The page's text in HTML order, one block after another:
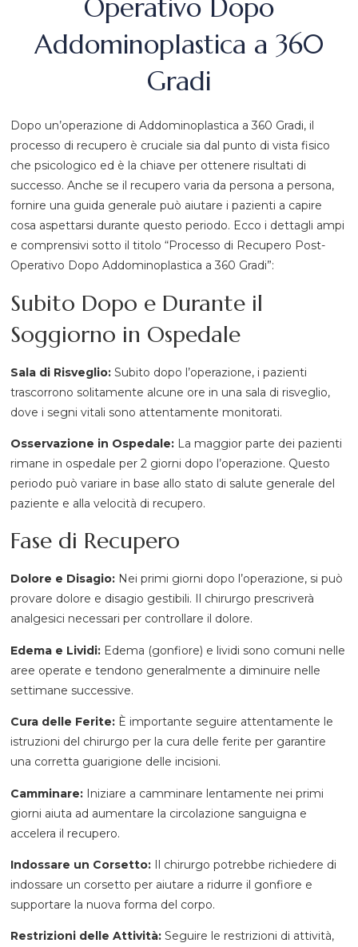
Operativo Dopo
Addominoplastica a 360
Gradi
Dopo un’operazione di Addominoplastica a 360 Gradi, il
processo di recupero è cruciale sia dal punto di vista fisico
che psicologico ed è la chiave per ottenere risultati di
successo. Anche se il recupero varia da persona a persona,
fornire una guida generale può aiutare i pazienti a capire
cosa aspettarsi durante questo periodo. Ecco i dettagli ampi
e comprensivi sotto il titolo “Processo di Recupero Post-
Operativo Dopo Addominoplastica a 360 Gradi”:
Subito Dopo e Durante il
Soggiorno in Ospedale
Sala di Risveglio:Subito dopo l’operazione, i pazienti
trascorrono solitamente alcune ore in una sala di risveglio,
dove i segni vitali sono attentamente monitorati.
Osservazione in Ospedale: La maggior parte dei pazienti
rimane in ospedale per 2 giorni dopo l’operazione. Questo
periodo può variare in base allo stato di salute generale del
paziente e alla velocità di recupero.
Fase di Recupero
Dolore e Disagio: Nei primi giorni dopo l’operazione, si può
provare dolore e disagio gestibili. Il chirurgo prescriverà
analgesici necessari per controllare il dolore.
Edema e Lividi: Edema (gonfiore) e lividi sono comuni nelle
aree operate e tendono generalmente a diminuire nelle
settimane successive.
Cura delle Ferite: È importante seguire attentamente le
istruzioni del chirurgo per la cura delle ferite per garantire
una corretta guarigione delle incisioni.
Camminare: Iniziare a camminare lentamente nei primi
giorni aiuta ad aumentare la circolazione sanguigna e
accelera il recupero.
Indossare un Corsetto: Il chirurgo potrebbe richiedere di
indossare un corsetto per aiutare a ridurre il gonfiore e
supportare la nuova forma del corpo.
Restrizioni delle Attività: Seguire le restrizioni di attività,